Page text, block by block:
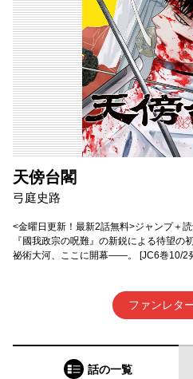
天傍台閣
弓庭史路
<金曜日更新！最新2話無料>ジャンプ＋
『國我政宗の呪難』の新鋭による待望の
祕術大河、ここに開幕――。 [JC6巻10/2
ファンレタ
話の一覧